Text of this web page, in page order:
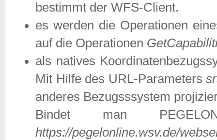
bestimmt der WFS-Client.
es werden die Operationen
auf die Operationen
als natives
Mit Hilfe des URL-Parameters
anderes Bezugsssystem
Bindet man
https://pegelonline.wsv.de/